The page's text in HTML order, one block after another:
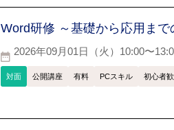
Word研修 ～基礎から応用まで
2026年09月01日（火）10:00〜
対面 公開講座 有料 PCスキル 初心者